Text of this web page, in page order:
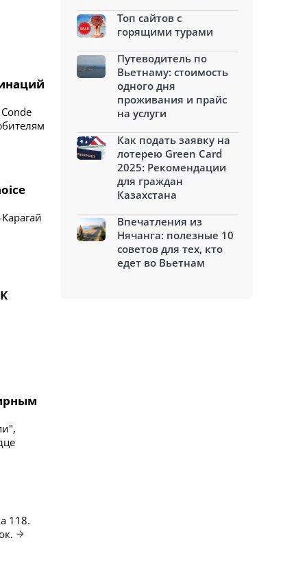
118.
Топ сайтов с
горящими турами
Путеводитель по
Вьетнаму: стоимость
одного дня
проживания и прайс
на услуги
Как подать заявку на
лотерею Green Card
2025: Рекомендации
для граждан
Казахстана
Впечатления из
Нячанга: полезные 10
советов для тех, кто
едет во Вьетнам